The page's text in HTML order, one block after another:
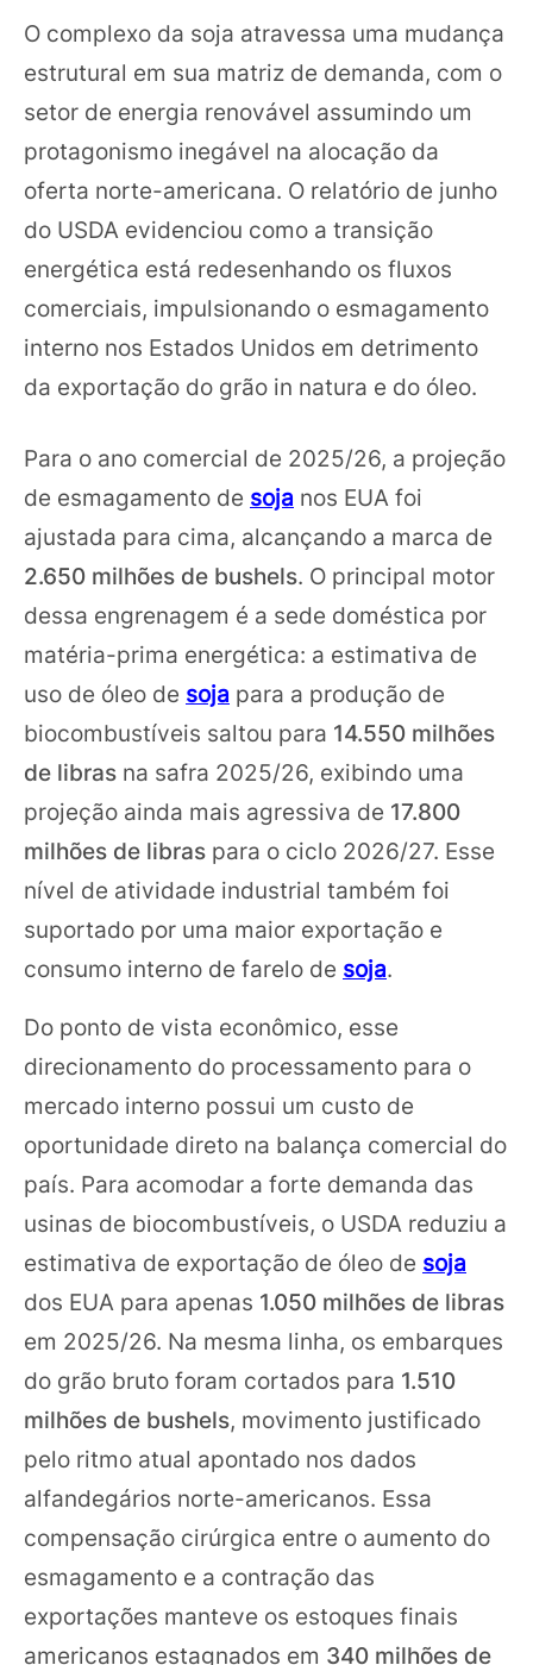
O complexo da soja atravessa uma mudança
estrutural em sua matriz de demanda, com o
setor de energia renovável assumindo um
protagonismo inegável na alocação da
oferta norte-americana. O relatório de junho
do USDA evidenciou como a transição
energética está redesenhando os fluxos
comerciais, impulsionando o esmagamento
interno nos Estados Unidos em detrimento
da exportação do grão in natura e do óleo.
Para o ano comercial de 2025/26, a projeção
de esmagamento de soja nos EUA foi
ajustada para cima, alcançando a marca de
2.650 milhões de bushels. O principal motor
dessa engrenagem é a sede doméstica por
matéria-prima energética: a estimativa de
uso de óleo de soja para a produção de
biocombustíveis saltou para 14.550 milhões
de libras na safra 2025/26, exibindo uma
projeção ainda mais agressiva de 17.800
milhões de libras para o ciclo 2026/27. Esse
nível de atividade industrial também foi
suportado por uma maior exportação e
consumo interno de farelo de soja.
Do ponto de vista econômico, esse
direcionamento do processamento para o
mercado interno possui um custo de
oportunidade direto na balança comercial do
país. Para acomodar a forte demanda das
usinas de biocombustíveis, o USDA reduziu a
estimativa de exportação de óleo de soja
dos EUA para apenas 1.050 milhões de libras
em 2025/26. Na mesma linha, os embarques
do grão bruto foram cortados para 1.510
milhões de bushels, movimento justificado
pelo ritmo atual apontado nos dados
alfandegários norte-americanos. Essa
compensação cirúrgica entre o aumento do
esmagamento e a contração das
exportações manteve os estoques finais
americanos estagnados em 340 milhões de